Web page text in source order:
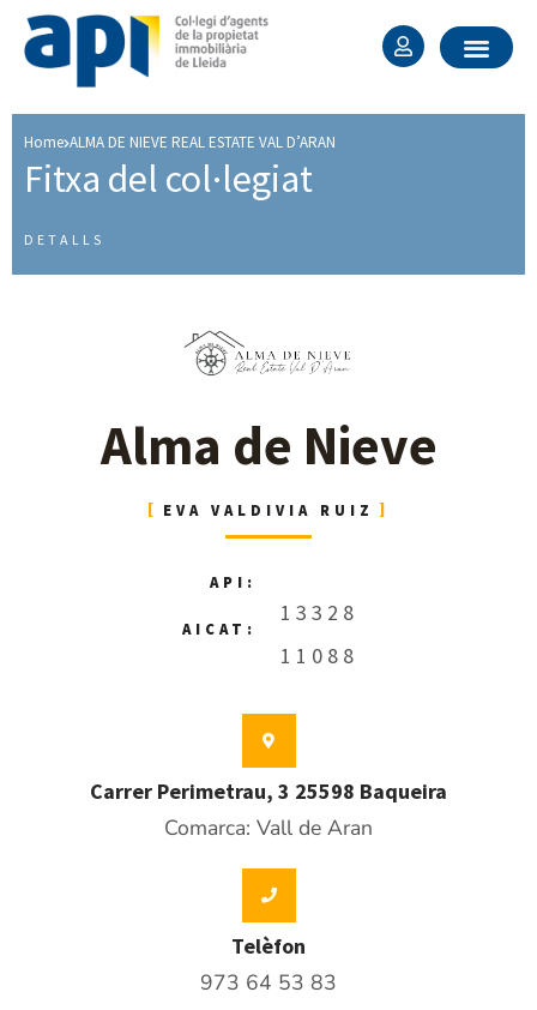
Home ALMA DE NIEVE REAL ESTATE VAL D’ARAN
Fitxa del col·legiat ​
DETALLS
Alma de Nieve
EVA VALDIVIA RUIZ
API:
AICAT:
13328
11088
Carrer Perimetrau, 3 25598 Baqueira
Comarca: Vall de Aran
Telèfon
973 64 53 83